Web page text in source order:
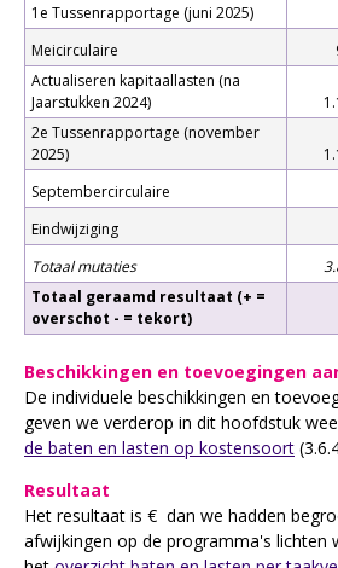
1e Tussenrapportage (juni 2025)
Meicirculaire
Actualiseren kapitaallasten (na
Jaarstukken 2024)
2e Tussenrapportage (november
2025)
Septembercirculaire
Eindwijziging
Totaal mutaties
Totaal geraamd resultaat (+ =
overschot - = tekort)
Beschikkingen en toevoegingen
De individuele beschikkingen en
geven we verderop in dit hoofdstuk
de baten en lasten op kostensoort
Resultaat
Het resultaat is € dan we hadden
afwijkingen op de programma's lichten